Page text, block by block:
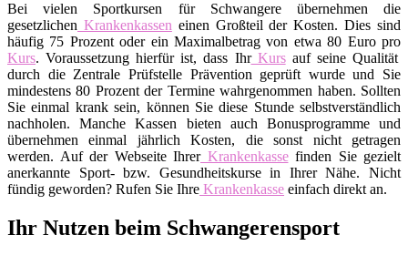
Bei vielen Sportkursen für Schwangere übernehmen die
gesetzlichen Krankenkassen einen Großteil der Kosten. Dies sind
häufig 75 Prozent oder ein Maximalbetrag von etwa 80 Euro pro
Kurs. Voraussetzung hierfür ist, dass IhrKursauf seine Qualität
durch die Zentrale Prüfstelle Prävention geprüft wurde und Sie
mindestens 80 Prozent der Termine wahrgenommen haben. Sollten
Sie einmal krank sein, können Sie diese Stunde selbstverständlich
nachholen. Manche Kassen bieten auch Bonusprogramme und
übernehmen einmal jährlich Kosten, die sonst nicht getragen
werden. Auf der Webseite IhrerKrankenkassefinden Sie gezielt
anerkannte Sport- bzw. Gesundheitskurse in Ihrer Nähe. Nicht
fündig geworden? Rufen Sie Ihre Krankenkasse einfach direkt an.
Ihr Nutzen beim Schwangerensport